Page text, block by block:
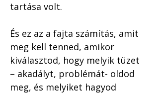
tartása volt.
És ez az a fajta számítás, amit
meg kell tenned, amikor
kiválasztod, hogy melyik tüzet
– akadályt, problémát- oldod
meg, és melyiket hagyod